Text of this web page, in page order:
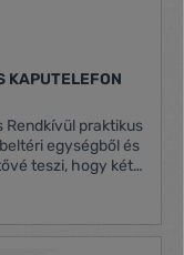
KAPUTELEFON
egységből és
teszi, hogy két
A
egyszerű.